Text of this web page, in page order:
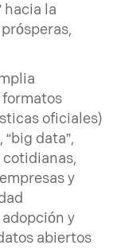
hacia la
oficiales)
data”,
cotidianas,
y
y
abiertos